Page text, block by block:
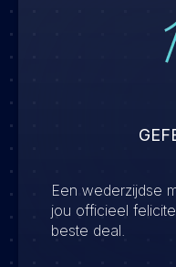
Een wederzijdse
jou officieel
beste deal.